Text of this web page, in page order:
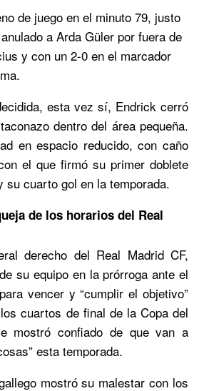
de juego en el minuto 79, justo
a Arda Güler por fuera de
y con un 2-0 en el marcador
esta vez sí, Endrick cerró
dentro del área pequeña.
en espacio reducido, con caño
el que firmó su primer doblete
su cuarto gol en la temporada.
de los horarios del Real
derecho del Real Madrid CF,
su equipo en la prórroga ante el
vencer y “cumplir el objetivo”
cuartos de final de la Copa del
mostró confiado de que van a
esta temporada.
mostró su malestar con los